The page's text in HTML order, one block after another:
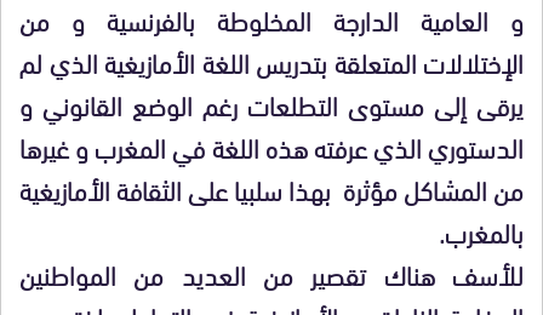
و العامية الدارجة المخلوطة بالفرنسية و من
الإختلالات المتعلقة بتدريس اللغة الأمازيغية الذي لم
يرقى إلى مستوى التطلعات رغم الوضع القانوني و
الدستوري الذي عرفته هذه اللغة في المغرب و غيرها
من المشاكل مؤثرة بهذا سلبيا على الثقافة الأمازيغية
بالمغرب.
للأسف هناك تقصير من العديد من المواطنين